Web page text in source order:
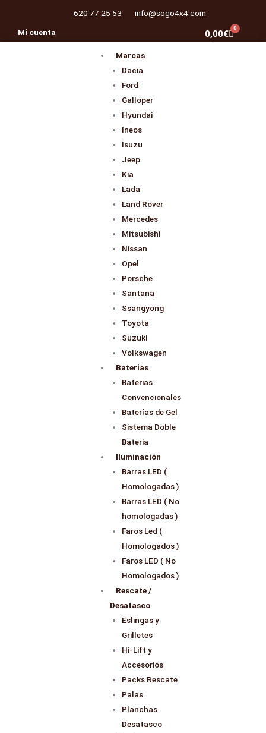
contenido
620 77 25 53
info@sogo4x4.com
Mi cuenta
0,00€
0
Carrito
Marcas
Dacia
Ford
Galloper
Hyundai
Ineos
Isuzu
Jeep
Kia
Lada
Land Rover
Mercedes
Mitsubishi
Nissan
Opel
Porsche
Santana
Ssangyong
Toyota
Suzuki
Volkswagen
Baterias
Baterias
Convencionales
Baterías de Gel
Sistema Doble
Bateria
Iluminación
Barras LED (
Homologadas )
Barras LED ( No
homologadas )
Faros Led (
Homologados )
Faros LED ( No
Homologados )
Rescate /
Desatasco
Eslingas y
Grilletes
Hi-Lift y
Accesorios
Packs Rescate
Palas
Planchas
Desatasco